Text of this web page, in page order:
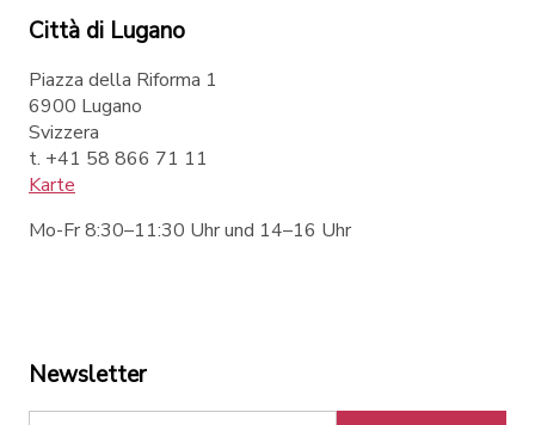
Città di Lugano
Piazza della Riforma 1
6900 Lugano
Svizzera
t. +41 58 866 71 11
Karte
Mo-Fr 8:30–11:30 Uhr und 14–16 Uhr
Newsletter